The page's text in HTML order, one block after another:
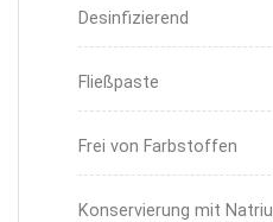
Desinfizierend
Fließpaste
Frei von Farbstoffen
Konservierung mit